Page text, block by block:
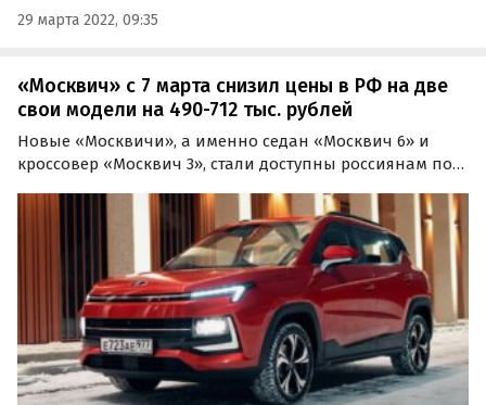
29 марта 2022, 09:35
«Москвич» с 7 марта снизил цены в РФ на две
свои модели на 490-712 тыс. рублей
Новые «Москвичи», а именно седан «Москвич 6» и
кроссовер «Москвич 3», стали доступны россиянам по
2023 года выпуска они подешевели на 490-712 тысяч
рублей или 15,7-28,7%.